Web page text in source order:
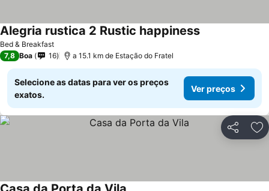
Bed & Breakfast
Alegria rustica 2 Rustic happinessVer preços
7,8 Boa 16 a 15.1 km de Estação do Fratel
Selecione as datas para ver os preços
exatos.
Ver preços
Partilhar